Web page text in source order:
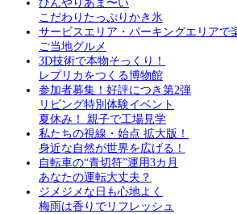
ひんやりあま〜い
こだわりたっぷりかき氷
サービスエリア・パーキングエリアで
ご当地グルメ
3D技術で本物そっくり！
レプリカをつくる博物館
参加者募集！好評につき第2弾
リビング特別体験イベント
夏休み！ 親子で工場見学
私たちの視線・始点 拡大版！
身近な自然が世界を広げる！
自転車の“青切符”運用3カ月
あなたの運転大丈夫？
ジメジメな日も心地よく
梅雨は香りでリフレッシュ